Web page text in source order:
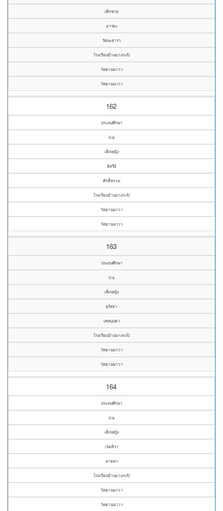
เด็กชาย
อารยะ
รัตนะธารา
โรงเรียนบ้านบางกะปิ
วัดยานนาวา
วัดยานนาวา
162
ประถมศึกษา
ป.๖
เด็กหญิง
อิสรีย์
ศักดิ์สงวน
โรงเรียนบ้านบางกะปิ
วัดยานนาวา
วัดยานนาวา
163
ประถมศึกษา
ป.๖
เด็กหญิง
อุรัสยา
เศษบุปผา
โรงเรียนบ้านบางกะปิ
วัดยานนาวา
วัดยานนาวา
164
ประถมศึกษา
ป.๖
เด็กหญิง
เขมจิรา
สายตา
โรงเรียนบ้านบางกะปิ
วัดยานนาวา
วัดยานนาวา